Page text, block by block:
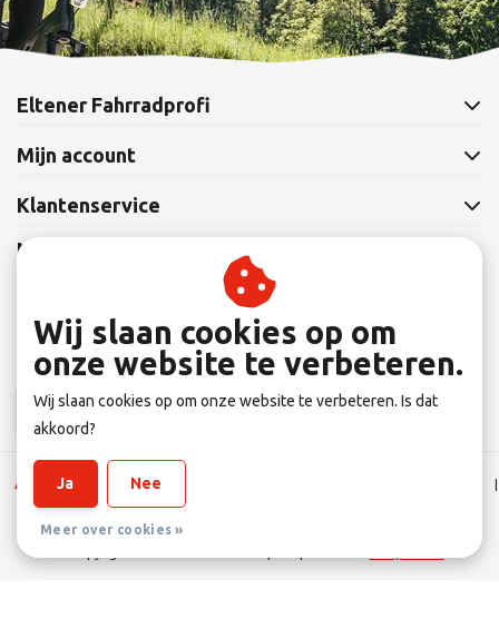
Eltener Fahrradprofi
Mijn account
Klantenservice
Nieuwsbrief
Abonneer je op onze nieuwsbrief om op de hoogte te blijven.
Abonneer
Algemene Leverings voorwaarden
|
Sitemap
Wij slaan cookies op om
onze website te verbeteren.
Wij slaan cookies op om onze website te verbeteren. Is dat
akkoord?
Ja Nee
Meer over cookies »